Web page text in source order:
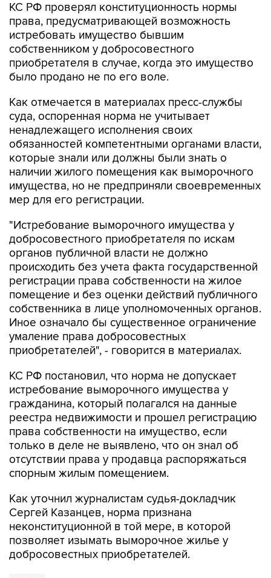
КС РФ проверял конституционность нормы
права, предусматривающей возможность
истребовать имущество бывшим
собственником у добросовестного
приобретателя в случае, когда это имущество
было продано не по его воле.
Как отмечается в материалах пресс-службы
суда, оспоренная норма не учитывает
ненадлежащего исполнения своих
обязанностей компетентными органами власти,
которые знали или должны были знать о
наличии жилого помещения как выморочного
имущества, но не предприняли своевременных
мер для его регистрации.
"Истребование выморочного имущества у
добросовестного приобретателя по искам
органов публичной власти не должно
происходить без учета факта государственной
регистрации права собственности на жилое
помещение и без оценки действий публичного
собственника в лице уполномоченных органов.
Иное означало бы существенное ограничение
умаление права добросовестных
приобретателей", - говорится в материалах.
КС РФ постановил, что норма не допускает
истребование выморочного имущества у
гражданина, который полагался на данные
реестра недвижимости и прошел регистрацию
права собственности на имущество, если
только в деле не выявлено, что он знал об
отсутствии права у продавца распоряжаться
спорным жилым помещением.
Как уточнил журналистам судья-докладчик
Сергей Казанцев, норма признана
неконституционной в той мере, в которой
позволяет изымать выморочное жилье у
добросовестных приобретателей.